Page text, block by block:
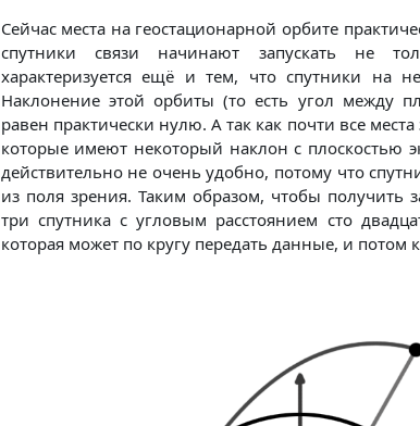
Сейчас места на геостационарной орбите
спутники связи начинают запускать не
характеризуется ещё и тем, что спутники на
Наклонение этой орбиты (то есть угол между
равен практически нулю. А так как почти все
которые имеют некоторый наклон с плоскостью
действительно не очень удобно, потому что
из поля зрения. Таким образом, чтобы получить
три спутника с угловым расстоянием сто
которая может по кругу передать данные, и